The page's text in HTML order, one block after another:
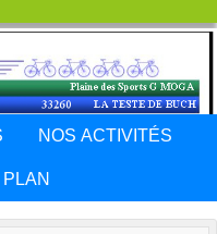
NOS ACTIVITÉS